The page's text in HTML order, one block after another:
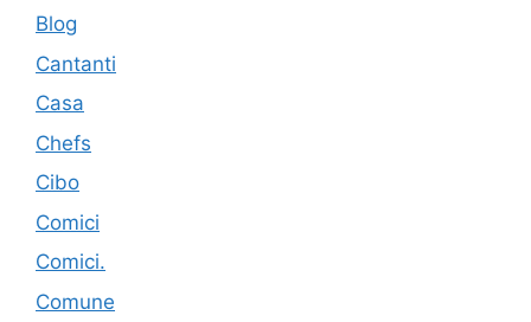
Blog
Cantanti
Casa
Chefs
Cibo
Comici
Comici.
Comune